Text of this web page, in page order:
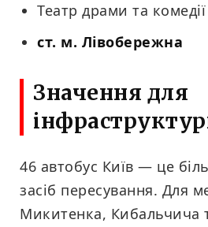
Театр драми та комедії
ст. м. Лівобережна
Значення для
46 автобус Київ — це
засіб пересування. Для
Микитенка, Кибальчича